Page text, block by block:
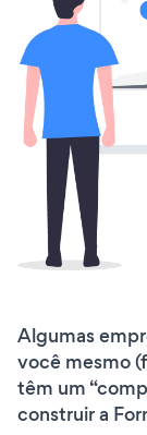
Algumas
você mesmo
têm um
construir a